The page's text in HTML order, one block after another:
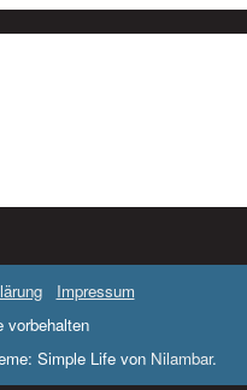
Impressum
Simple Life von Nilambar.